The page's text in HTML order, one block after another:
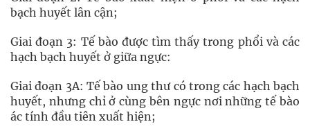
bạch huyết lân cận;
Giai đoạn 3: Tế bào được tìm thấy trong phổi và các
hạch bạch huyết ở giữa ngực:
Giai đoạn 3A: Tế bào ung thư có trong các hạch bạch
huyết, nhưng chỉ ở cùng bên ngực nơi những tế bào
ác tính đầu tiên xuất hiện;